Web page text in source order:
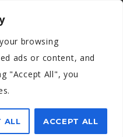
browsing
ads or content, and
"Accept All", you
ALL ACCEPT ALL
– 2019